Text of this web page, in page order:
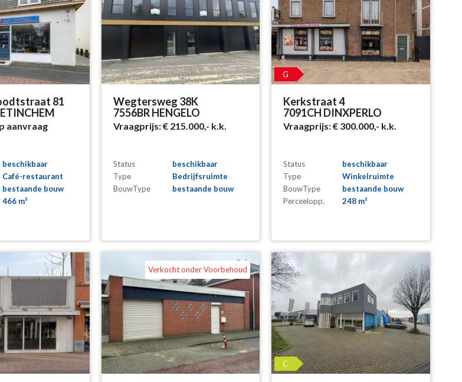
81
aanvraag
beschikbaar
Café-restaurant
bestaande bouw
466 m²
Wegtersweg 38K
7556BR HENGELO
Vraagprijs:€ 215.000,- k.k.
Status
beschikbaar
Type
Bedrijfsruimte
BouwType
bestaande bouw
G
Kerkstraat 4
7091CH DINXPERLO
Vraagprijs:€ 300.000,- k.k.
Status
beschikbaar
Type
Winkelruimte
BouwType
bestaande bouw
Perceelopp.
248 m²
Verkocht onder Voorbehoud
C